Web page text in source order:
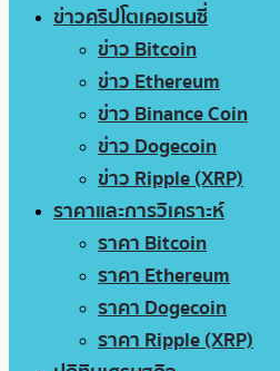
ข่าวคริปโตเคอเรนซี่
ข่าว Bitcoin
ข่าว Ethereum
ข่าว Binance Coin
ข่าว Dogecoin
ข่าว Ripple (XRP)
ราคาและการวิเคราะห์
ราคา Bitcoin
ราคา Ethereum
ราคา Dogecoin
ราคา Ripple (XRP)